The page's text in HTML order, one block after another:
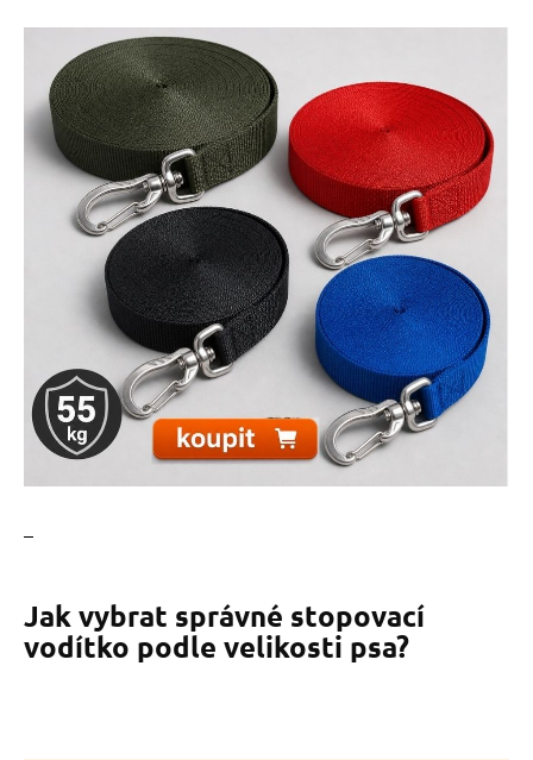
Jak vybrat správné stopovací
vodítko podle velikosti psa?